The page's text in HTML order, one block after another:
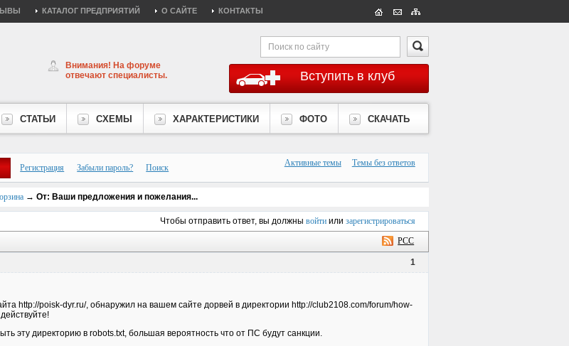
КАТАЛОГ ПРЕДПРИЯТИЙ О САЙТЕ КОНТАКТЫ
Вступить в клуб
Внимания! На форуме
отвечают специалисты.
СТАТЬИ СХЕМЫ ХАРАКТЕРИСТИКИ ФОТО СКАЧАТЬ
Регистрация Забыли пароль? Поиск Активные темы Темы без ответов
→ От: Ваши предложения и пожелания...
Чтобы отправить ответ, вы должны войтиили зарегистрироваться
РСС
1
http://poisk-dyr.ru/, обнаружил на вашем сайте дорвей в директории http://club2108.com/forum/how-
эту директорию в robots.txt, большая вероятность что от ПС будут санкции.